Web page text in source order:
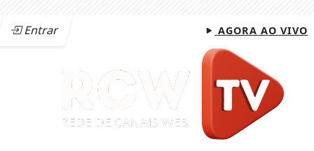
Entrar AGORA AO VIVO